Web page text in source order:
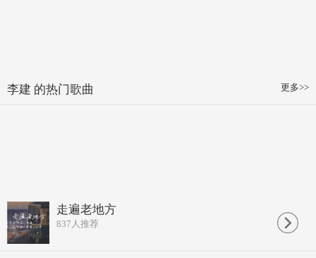
更多>>
李建 的热门歌曲
走遍老地方
837 人推荐